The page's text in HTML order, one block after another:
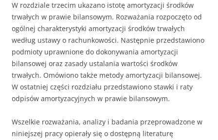
W rozdziale trzecim ukazano istotę amortyzacji środków
trwałych w prawie bilansowym. Rozważania rozpoczęto od
ogólnej charakterystyki amortyzacji środków trwałych
według ustawy o rachunkowości. Następnie przedstawiono
podmioty uprawnione do dokonywania amortyzacji
bilansowej oraz zasady ustalania wartości środków
trwałych. Omówiono także metody amortyzacji bilansowej.
W ostatniej części rozdziału przedstawiono stawki i raty
odpisów amortyzacyjnych w prawie bilansowym.
Wszelkie rozważania, analizy i badania przeprowadzone w
niniejszej pracy opierały się o dostępną literaturę